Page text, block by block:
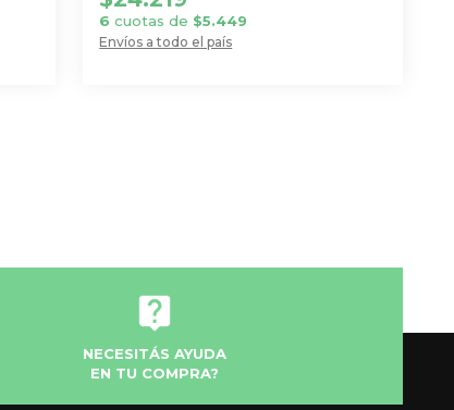
Envíos a todo el país
6 cuotas de $5.449
NECESITÁS AYUDA
EN TU COMPRA?